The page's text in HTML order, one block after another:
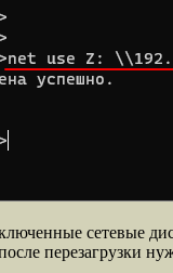
сетевые
перезагрузки